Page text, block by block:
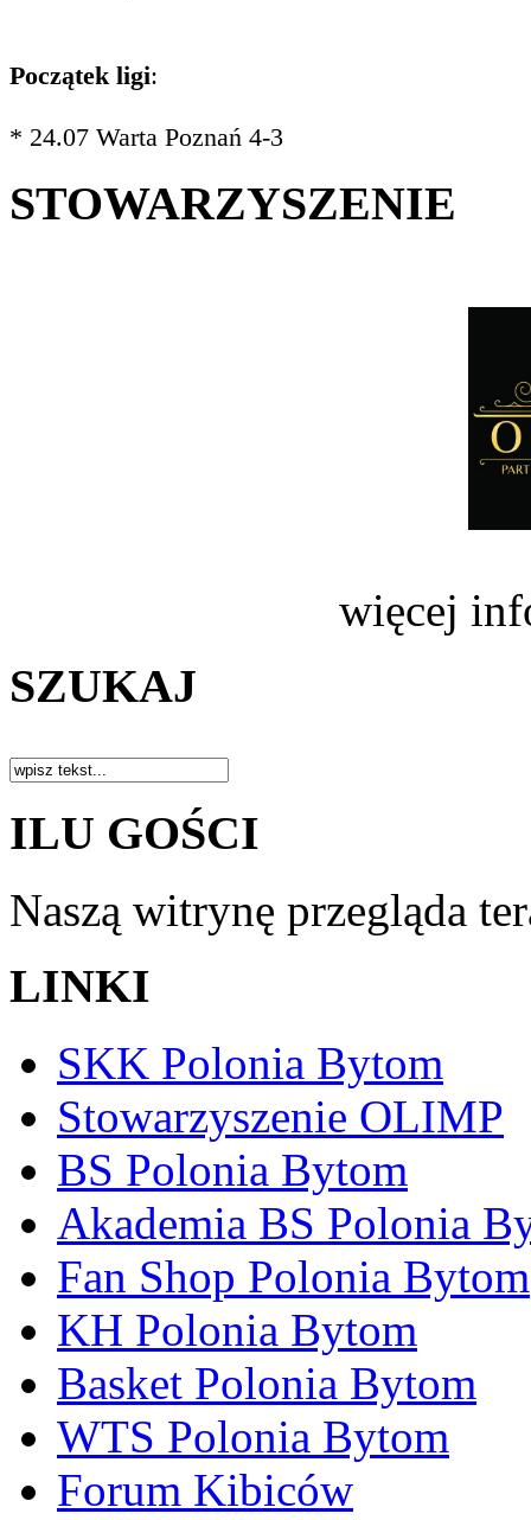
Początek ligi:
* 24.07 Warta Poznań 4-3
STOWARZYSZENIE
więcej
SZUKAJ
ILU GOŚCI
Naszą witrynę przegląda
LINKI
SKK Polonia Bytom
Stowarzyszenie OLIMP
BS Polonia Bytom
Akademia BS Polonia
Fan Shop Polonia Bytom
KH Polonia Bytom
Basket Polonia Bytom
WTS Polonia Bytom
Forum Kibiców